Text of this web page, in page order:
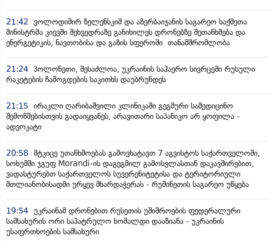
21:42 ვოლოდიმირ ზელენსკიმ და აზერბაიჯანის საგარეო საქმეთა
მინისტრმა კიევში შეხვედრაზე განიხილეს დრონებზე შეთანხმება და
ენერგეტიკის, ნავთობისა და გაზის სფეროში თანამშრომლობა
21:24 პოლონეთი, შესაძლოა, უკრაინის საჰაერო სივრცეში რუსული
რაკეტების ჩამოგდების საკითხს დაუბრუნდეს
21:15 ირაკლი ღარიბაშვილი კლინიკაში გეგმური სამედიცინო
შემოწმებისთვის გადაიყვანეს, არავითარი საპანიკო არ ყოფილა -
ადვოკატი
20:58 მტკიცე უთანხმოებას გამოვხატავთ 7 აგვისტოს საქართველოში,
სოხუმში ჯგუფ Morandi-ის დაგეგმილ გამოსვლასთან დაკავშირებით,
ვადასტურებთ საქართველოს სუვერენიტეტისა და ტერიტორიული
მთლიანობისადმი ურყევ მხარდაჭერას - რუმინეთის საგარეო უწყება
19:54 უკრაინამ დრონებით რუსეთის უშიშროების ფედერალური
სამსახურის ორი საპატრულო ხომალდი დააზიანა - უკრაინის
უსაფრთხოების სამსახური